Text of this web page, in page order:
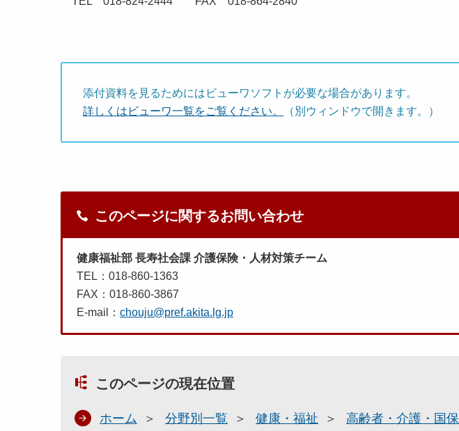
添付資料を見るためにはビューワソフトが必要な場合があります。
詳しくはビューワ一覧をご覧ください。
（別ウィンドウで開きます。）
このページに関するお問い合わせ
健康福祉部 長寿社会課 介護保険・人材対策チーム
TEL：018-860-1363
FAX：018-860-3867
E-mail： chouju@pref.akita.lg.jp
このページの現在位置
ホーム 分野別一覧 健康・福祉 高齢者・介護・国保